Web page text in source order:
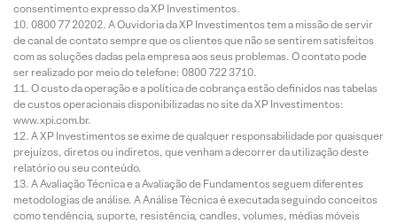
consentimento expresso da XP Investimentos.
0800 77 20202. A Ouvidoria da XP Investimentos tem a missão de servir
de canal de contato sempre que os clientes que não se sentirem satisfeitos
com as soluções dadas pela empresa aos seus problemas. O contato pode
ser realizado por meio do telefone: 0800 722 3710.
O custo da operação e a política de cobrança estão definidos nas tabelas
de custos operacionais disponibilizadas no site da XP Investimentos:
www.xpi.com.br.
A XP Investimentos se exime de qualquer responsabilidade por quaisquer
prejuízos, diretos ou indiretos, que venham a decorrer da utilização deste
relatório ou seu conteúdo.
A Avaliação Técnica e a Avaliação de Fundamentos seguem diferentes
metodologias de análise. A Análise Técnica é executada seguindo conceitos
como tendência, suporte, resistência, candles, volumes, médias móveis